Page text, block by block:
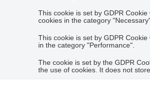
This cookie is set by GDPR
cookies in the category
This cookie is set by GDPR
in the category "Performance".
The cookie is set by the GDPR
the use of cookies. It does not